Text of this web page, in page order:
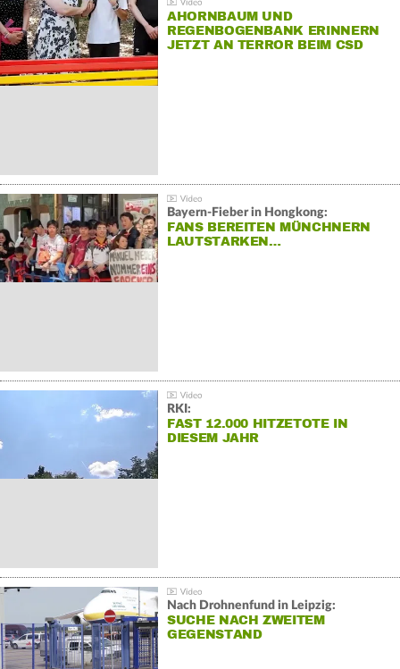
AHORNBAUM UND
REGENBOGENBANK ERINNERN
JETZT AN TERROR BEIM CSD
Bayern-Fieber in Hongkong:
FANS BEREITEN MÜNCHNERN
LAUTSTARKEN…
RKI:
FAST 12.000 HITZETOTE IN
DIESEM JAHR
Nach Drohnenfund in Leipzig:
SUCHE NACH ZWEITEM
GEGENSTAND